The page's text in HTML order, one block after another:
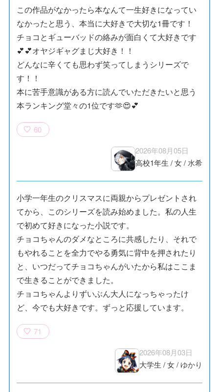
この作品がなかったら本なんて一生好きになってい
なかったと思う、本当に大好きで大切な1冊です！
チョコとギューバッドの絡みが面白くて大好きです
💕💕オヤジギャグまじ大好き！！
どんなに辛くても思わず笑ってしまうシリーズで
す！！
本に苦手意識がある方に読んでいただきたいと思う
本ランキング堂々の1位です🫶😍💕
60
2026年08月05日
高校1年生 /女/ 水希
小学一年生のクリスマスに両親からプレゼントされ
てから、このシリーズを読み始めました。私の人生
で初めて好きになった小説です。
チョコちゃんのダメなところに共感したり、それで
もやれることを全力でやる勇気に背中を押されたり
と、いつだってチョコちゃんがいたから私はここま
で生きることができました。
チョコちゃんよりずいぶん大人になっちゃったけ
ど、今でも大好きです。ずっと応援しています。
71
2026年08月03日
大学生 /女/ ゆかり